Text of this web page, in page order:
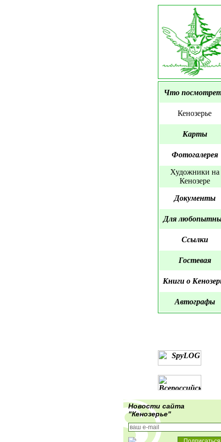
Что
Кенозерье
Карты
Фотогалерея
Художники на
Кенозере
Документы
Для
Ссылки
Гостевая
Книги о
Автографы
Новости сайта
"Кенозерье"